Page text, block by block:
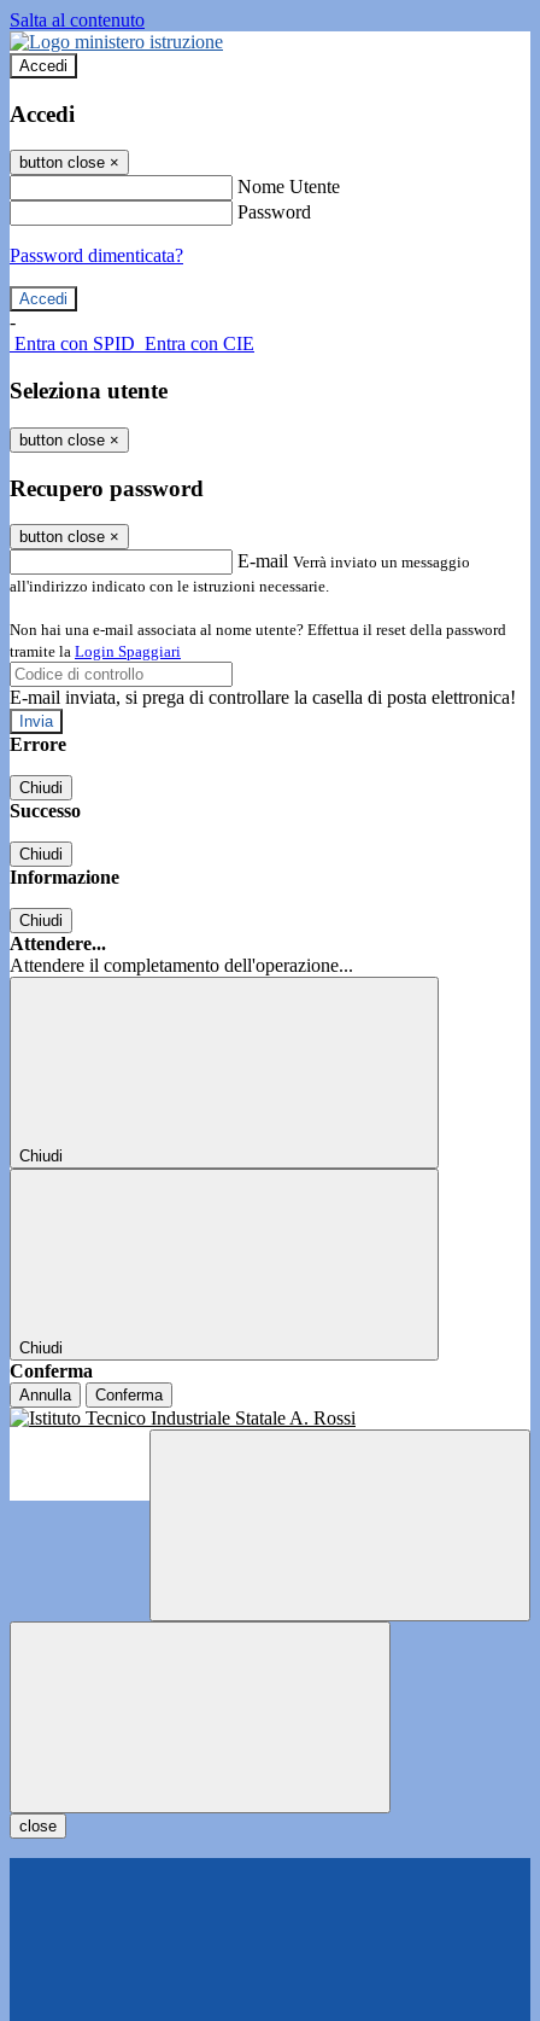
Salta al contenuto
Accedi
Accedi
button close ×
Nome Utente
Password
Password dimenticata?
-
Entra con SPID Entra con CIE
Seleziona utente
button close ×
Recupero password
button close ×
E-mail Verrà inviato un messaggio
all'indirizzo indicato con le istruzioni necessarie.
Non hai una e-mail associata al nome utente? Effettua il reset della password
tramite la Login Spaggiari
E-mail inviata, si prega di controllare la casella di posta elettronica!
Errore
Chiudi
Successo
Chiudi
Informazione
Chiudi
Attendere...
Attendere il completamento dell'operazione...
Chiudi
Chiudi
Conferma
Annulla Conferma
close